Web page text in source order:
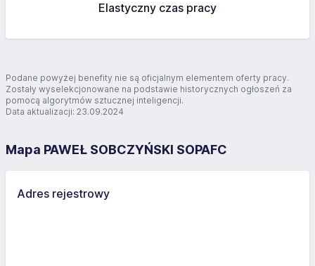
Elastyczny czas pracy
Podane powyżej benefity nie są oficjalnym elementem oferty pracy.
Zostały wyselekcjonowane na podstawie historycznych ogłoszeń za
pomocą algorytmów sztucznej inteligencji.
Data aktualizacji: 23.09.2024
Mapa PAWEŁ SOBCZYŃSKI SOPAFC
Adres rejestrowy